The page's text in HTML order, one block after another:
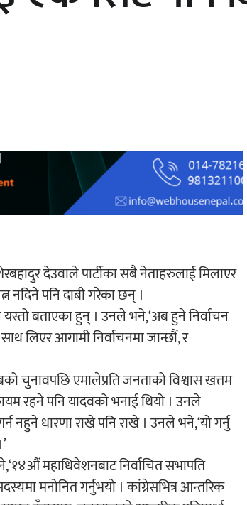
देउवाले पार्टीका सबै नेताहरुलाई मिलाएर
नदिने पनि दाबी गरेका छन् ।
बताएका हुन् । उनले भने,‘अब हुने निर्वाचन
लिएर आगामी निर्वाचनमा जान्छौं, र
चुनावपछि एमालेप्रति जनताको विश्वास खत्तम
रहने पनि यादवको भनाई थियो । उनले
नहुने धारणा राखे पनि राखे । उनले भने,‘यो गर्नु
महाधिवेशनबाट निर्वाचित सभापति
मनोनित गर्नुभयो । कांग्रेसभित्र आन्तरिक